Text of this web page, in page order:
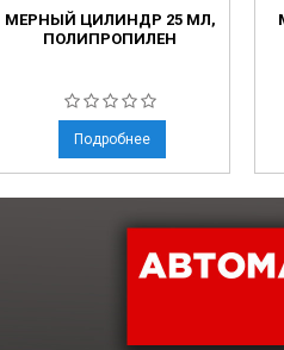
МЕРНЫЙ ЦИЛИНДР 25 МЛ,
ПОЛИПРОПИЛЕН
Подробнее